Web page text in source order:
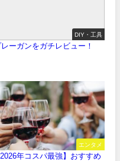
DIY・工具
ーガンをガチレビュー！
エンタメ
2026年コスパ最強】おすすめ